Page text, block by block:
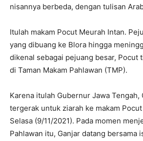
nisannya berbeda, dengan tulisan
Itulah makam Pocut Meurah Intan.
yang dibuang ke Blora hingga
dikenal sebagai pejuang besar, Pocut
di Taman Makam Pahlawan (TMP).
Karena itulah Gubernur Jawa Tengah,
tergerak untuk ziarah ke makam
Selasa (9/11/2021). Pada momen
Pahlawan itu, Ganjar datang bersama